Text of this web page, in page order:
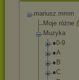
mariusz.mmm
Moje różne
Muzyka
●0-9
●A
●B
●C